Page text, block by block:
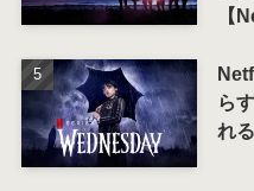
【
ら
れ